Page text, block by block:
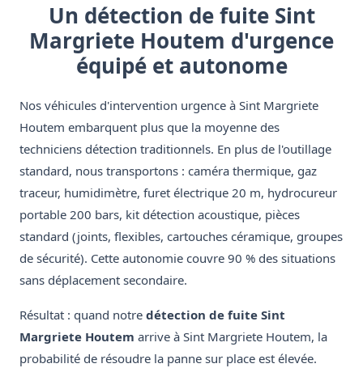
Un détection de fuite Sint
Margriete Houtem d'urgence
équipé et autonome
Nos véhicules d'intervention urgence à Sint Margriete
Houtem embarquent plus que la moyenne des
techniciens détection traditionnels. En plus de l'outillage
standard, nous transportons : caméra thermique, gaz
traceur, humidimètre, furet électrique 20 m, hydrocureur
portable 200 bars, kit détection acoustique, pièces
standard (joints, flexibles, cartouches céramique, groupes
de sécurité). Cette autonomie couvre 90 % des situations
sans déplacement secondaire.
Résultat : quand notre détection de fuite Sint
Margriete Houtem arrive à Sint Margriete Houtem, la
probabilité de résoudre la panne sur place est élevée.